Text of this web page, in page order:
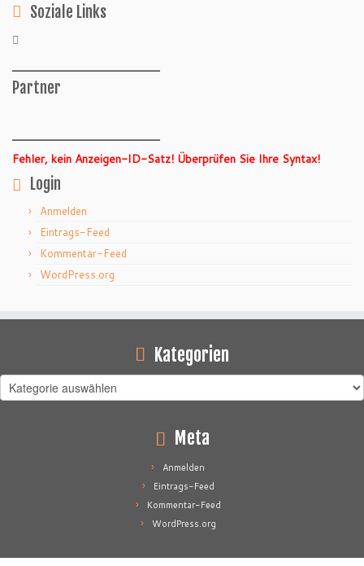
Soziale Links
Partner
Fehler, kein Anzeigen-ID-Satz! Überprüfen Sie Ihre Syntax!
Login
Anmelden
Eintrags-Feed
Kommentar-Feed
WordPress.org
Kategorien
Kategorien
Meta
Anmelden
Eintrags-Feed
Kommentar-Feed
WordPress.org